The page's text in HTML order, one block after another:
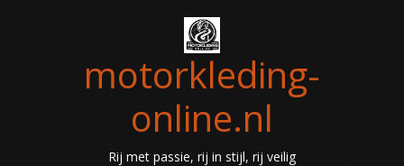
motorkleding-
online.nl
Rij met passie, rij in stijl, rij veilig